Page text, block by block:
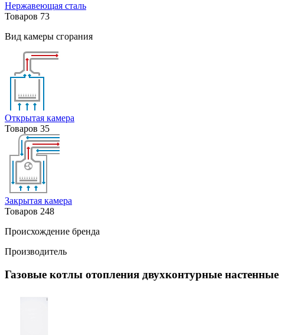
Нержавеющая сталь
Товаров 73
Вид камеры сгорания
Открытая камера
Товаров 35
Закрытая камера
Товаров 248
Происхождение бренда
Производитель
Газовые котлы отопления двухконтурные настенные